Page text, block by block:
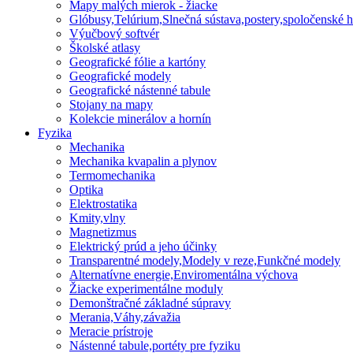
Mapy malých mierok - žiacke
Glóbusy,Telúrium,Slnečná sústava,postery,spoločenské
Výučbový softvér
Školské atlasy
Geografické fólie a kartóny
Geografické modely
Geografické nástenné tabule
Stojany na mapy
Kolekcie minerálov a hornín
Fyzika
Mechanika
Mechanika kvapalin a plynov
Termomechanika
Optika
Elektrostatika
Kmity,vlny
Magnetizmus
Elektrický prúd a jeho účinky
Transparentné modely,Modely v reze,Funkčné modely
Alternatívne energie,Enviromentálna výchova
Žiacke experimentálne moduly
Demonštračné základné súpravy
Merania,Váhy,závažia
Meracie prístroje
Nástenné tabule,portéty pre fyziku